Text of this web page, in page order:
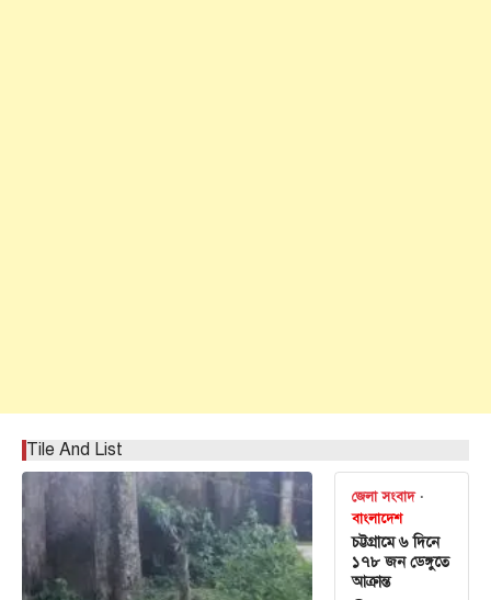
Tile And List
জেলা সংবাদ
বাংলাদেশ
চট্টগ্রামে ৬ দিনে
১৭৮ জন ডেঙ্গুতে
আক্রান্ত